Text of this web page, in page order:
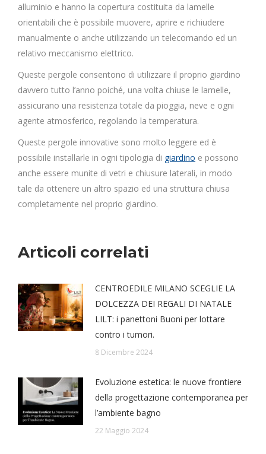
alluminio e hanno la copertura costituita da lamelle
orientabili che è possibile muovere, aprire e richiudere
manualmente o anche utilizzando un telecomando ed un
relativo meccanismo elettrico.
Queste pergole consentono di utilizzare il proprio giardino
davvero tutto l’anno poiché, una volta chiuse le lamelle,
assicurano una resistenza totale da pioggia, neve e ogni
agente atmosferico, regolando la temperatura.
Queste pergole innovative sono molto leggere ed è
possibile installarle in ogni tipologia di giardino e possono
anche essere munite di vetri e chiusure laterali, in modo
tale da ottenere un altro spazio ed una struttura chiusa
completamente nel proprio giardino.
Articoli correlati
CENTROEDILE MILANO SCEGLIE LA
DOLCEZZA DEI REGALI DI NATALE
LILT: i panettoni Buoni per lottare
contro i tumori.
8 Dicembre 2024
Evoluzione estetica: le nuove frontiere
della progettazione contemporanea per
l’ambiente bagno
22 Maggio 2024